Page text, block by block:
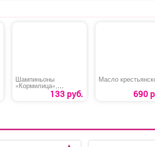
Шампиньоны
«Кормилица»,
резаные 133 руб.
Масло
690